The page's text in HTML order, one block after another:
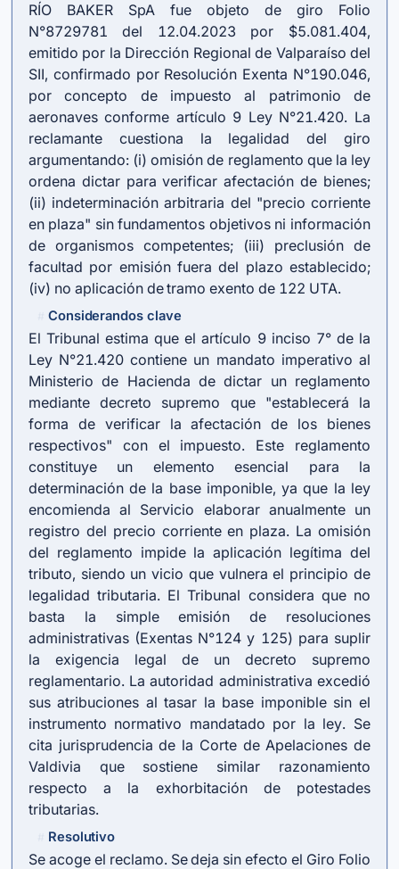
RÍO BAKER SpA fue objeto de giro Folio
N°8729781 del 12.04.2023 por $5.081.404,
emitido por la Dirección Regional de Valparaíso del
SII, confirmado por Resolución Exenta N°190.046,
por concepto de impuesto al patrimonio de
aeronaves conforme artículo 9 Ley N°21.420. La
reclamante cuestiona la legalidad del giro
argumentando: (i) omisión de reglamento que la ley
ordena dictar para verificar afectación de bienes;
(ii) indeterminación arbitraria del "precio corriente
en plaza" sin fundamentos objetivos ni información
de organismos competentes; (iii) preclusión de
facultad por emisión fuera del plazo establecido;
(iv) no aplicación de tramo exento de 122 UTA.
Considerandos clave
El Tribunal estima que el artículo 9 inciso 7° de la
Ley N°21.420 contiene un mandato imperativo al
Ministerio de Hacienda de dictar un reglamento
mediante decreto supremo que "establecerá la
forma de verificar la afectación de los bienes
respectivos" con el impuesto. Este reglamento
constituye un elemento esencial para la
determinación de la base imponible, ya que la ley
encomienda al Servicio elaborar anualmente un
registro del precio corriente en plaza. La omisión
del reglamento impide la aplicación legítima del
tributo, siendo un vicio que vulnera el principio de
legalidad tributaria. El Tribunal considera que no
basta la simple emisión de resoluciones
administrativas (Exentas N°124 y 125) para suplir
la exigencia legal de un decreto supremo
reglamentario. La autoridad administrativa excedió
sus atribuciones al tasar la base imponible sin el
instrumento normativo mandatado por la ley. Se
cita jurisprudencia de la Corte de Apelaciones de
Valdivia que sostiene similar razonamiento
respecto a la exhorbitación de potestades
tributarias.
Resolutivo
Se acoge el reclamo. Se deja sin efecto el Giro Folio